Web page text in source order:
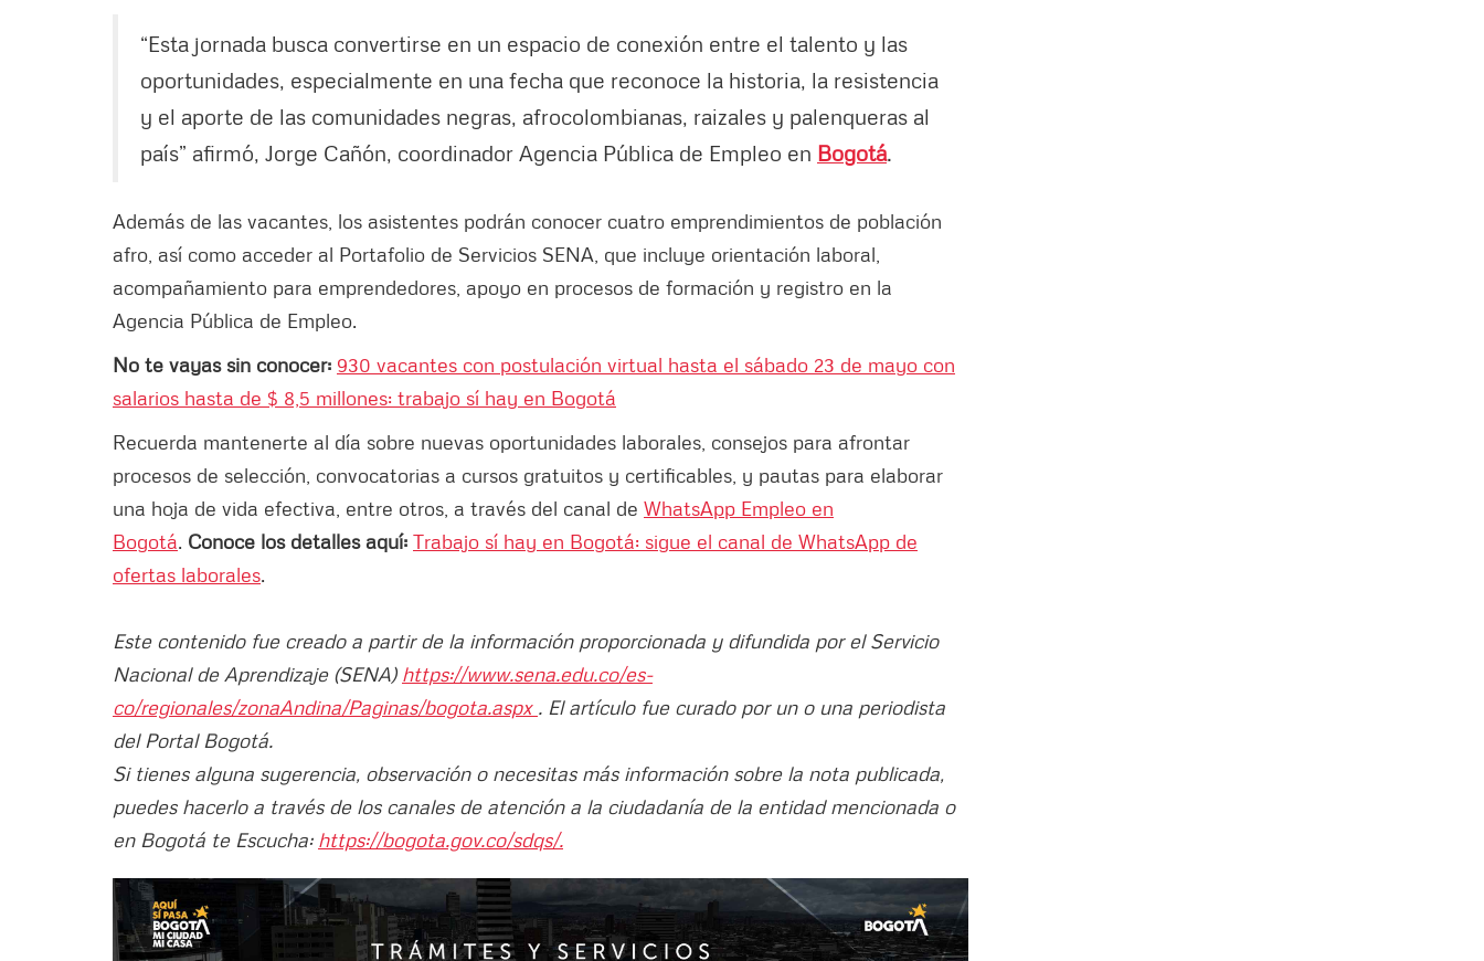
“Esta jornada busca convertirse en un espacio de conexión entre el talento y las
oportunidades, especialmente en una fecha que reconoce la historia, la resistencia
y el aporte de las comunidades negras, afrocolombianas, raizales y palenqueras al
país” afirmó, Jorge Cañón, coordinador Agencia Pública de Empleo en Bogotá.
Además de las vacantes, los asistentes podrán conocer cuatro emprendimientos de población
afro, así como acceder al Portafolio de Servicios SENA, que incluye orientación laboral,
acompañamiento para emprendedores, apoyo en procesos de formación y registro en la
Agencia Pública de Empleo.
No te vayas sin conocer: 930 vacantes con postulación virtual hasta el sábado 23 de mayo con
salarios hasta de $ 8,5 millones: trabajo sí hay en Bogotá
Recuerda mantenerte al día sobre nuevas oportunidades laborales, consejos para afrontar
procesos de selección, convocatorias a cursos gratuitos y certificables, y pautas para elaborar
una hoja de vida efectiva, entre otros, a través del canal de WhatsApp Empleo en
Bogotá. Conoce los detalles aquí: Trabajo sí hay en Bogotá: sigue el canal de WhatsApp de
ofertas laborales.
Este contenido fue creado a partir de la información proporcionada y difundida por el Servicio
Nacional de Aprendizaje (SENA) https://www.sena.edu.co/es-
co/regionales/zonaAndina/Paginas/bogota.aspx . El artículo fue curado por un o una periodista
del Portal Bogotá.
Si tienes alguna sugerencia, observación o necesitas más información sobre la nota publicada,
puedes hacerlo a través de los canales de atención a la ciudadanía de la entidad mencionada o
en Bogotá te Escucha: https://bogota.gov.co/sdqs/.